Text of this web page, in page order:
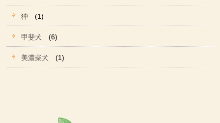
狆 (1)
甲斐犬 (6)
美濃柴犬 (1)